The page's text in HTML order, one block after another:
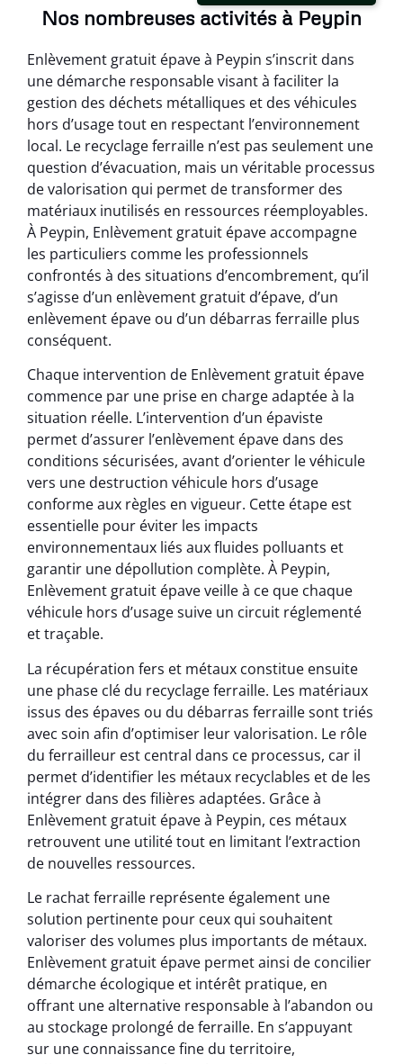
Nos nombreuses activités à Peypin
Enlèvement gratuit épave à Peypin s’inscrit dans
une démarche responsable visant à faciliter la
gestion des déchets métalliques et des véhicules
hors d’usage tout en respectant l’environnement
local. Le recyclage ferraille n’est pas seulement une
question d’évacuation, mais un véritable processus
de valorisation qui permet de transformer des
matériaux inutilisés en ressources réemployables.
À Peypin, Enlèvement gratuit épave accompagne
les particuliers comme les professionnels
confrontés à des situations d’encombrement, qu’il
s’agisse d’un enlèvement gratuit d’épave, d’un
enlèvement épave ou d’un débarras ferraille plus
conséquent.
Chaque intervention de Enlèvement gratuit épave
commence par une prise en charge adaptée à la
situation réelle. L’intervention d’un épaviste
permet d’assurer l’enlèvement épave dans des
conditions sécurisées, avant d’orienter le véhicule
vers une destruction véhicule hors d’usage
conforme aux règles en vigueur. Cette étape est
essentielle pour éviter les impacts
environnementaux liés aux fluides polluants et
garantir une dépollution complète. À Peypin,
Enlèvement gratuit épave veille à ce que chaque
véhicule hors d’usage suive un circuit réglementé
et traçable.
La récupération fers et métaux constitue ensuite
une phase clé du recyclage ferraille. Les matériaux
issus des épaves ou du débarras ferraille sont triés
avec soin afin d’optimiser leur valorisation. Le rôle
du ferrailleur est central dans ce processus, car il
permet d’identifier les métaux recyclables et de les
intégrer dans des filières adaptées. Grâce à
Enlèvement gratuit épave à Peypin, ces métaux
retrouvent une utilité tout en limitant l’extraction
de nouvelles ressources.
Le rachat ferraille représente également une
solution pertinente pour ceux qui souhaitent
valoriser des volumes plus importants de métaux.
Enlèvement gratuit épave permet ainsi de concilier
démarche écologique et intérêt pratique, en
offrant une alternative responsable à l’abandon ou
au stockage prolongé de ferraille. En s’appuyant
sur une connaissance fine du territoire,